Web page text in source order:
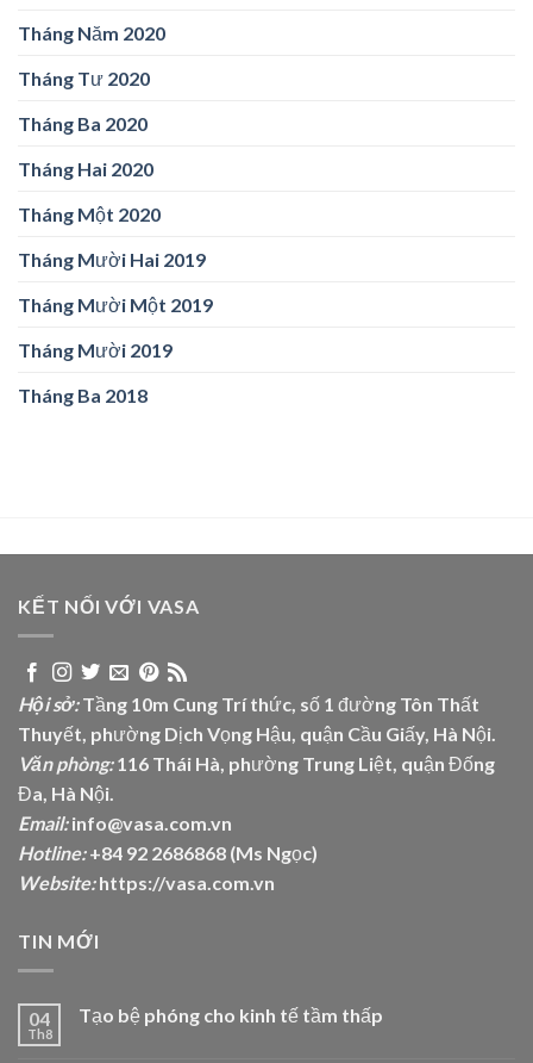
Tháng Năm 2020
Tháng Tư 2020
Tháng Ba 2020
Tháng Hai 2020
Tháng Một 2020
Tháng Mười Hai 2019
Tháng Mười Một 2019
Tháng Mười 2019
Tháng Ba 2018
KẾT NỐI VỚI VASA
Hội sở:Tầng 10m Cung Trí thức, số 1 đường Tôn Thất
Thuyết, phường Dịch Vọng Hậu, quận Cầu Giấy, Hà Nội.
Văn phòng:116 Thái Hà, phường Trung Liệt, quận Đống
Đa, Hà Nội.
Email:info@vasa.com.vn
Hotline:+84 92 2686868 (Ms Ngọc)
Website: https://vasa.com.vn
TIN MỚI
04
Th8
Tạo bệ phóng cho kinh tế tầm thấp